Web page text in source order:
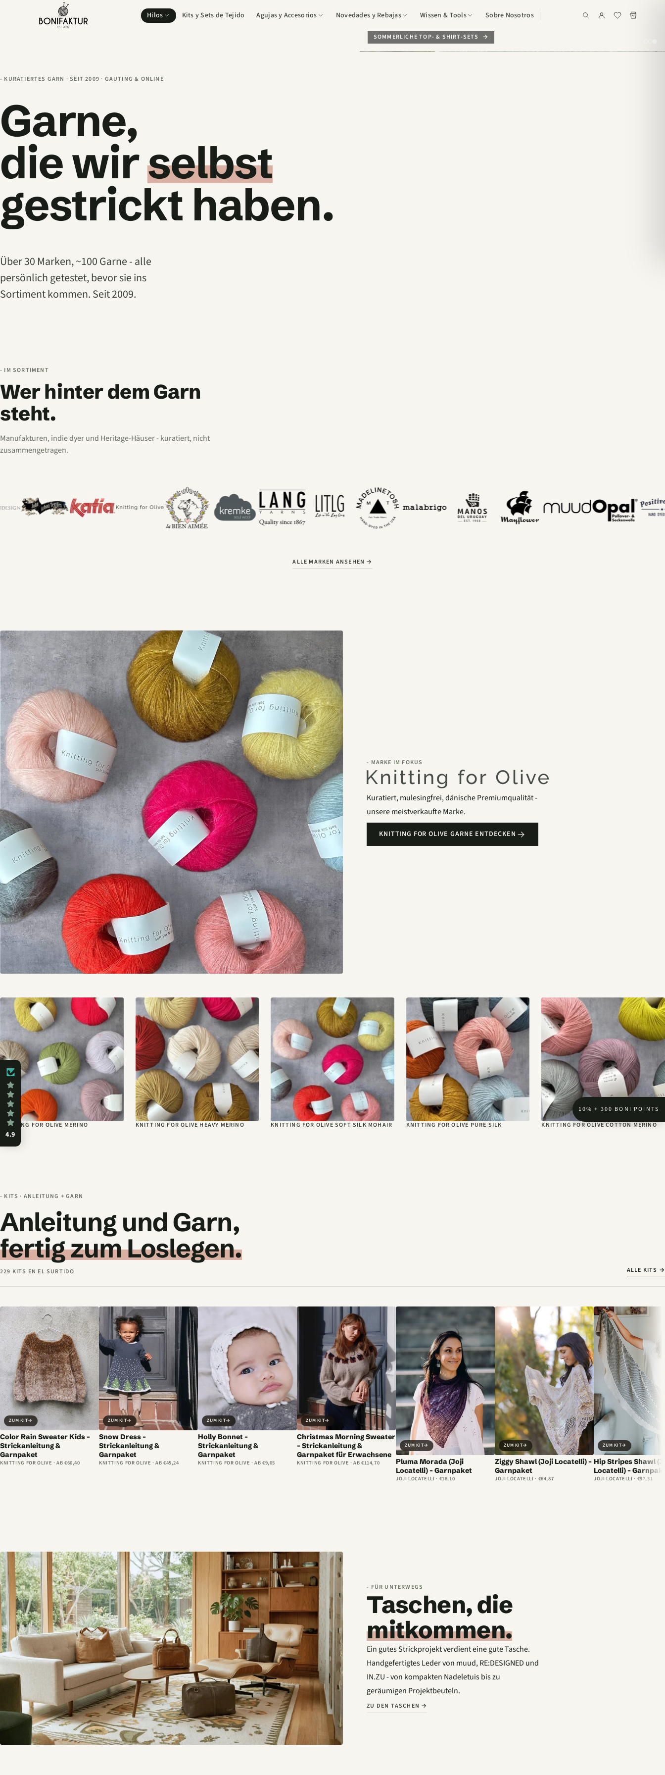
Hilos Kits y Sets de Tejido Agujas y Accesorios Novedades y Rebajas
Más vendidos
Wissen & Tools
Inspiration
Sobre Nosotros
KURATIERTES GARN · SEIT 2009 · GAUTING & ONLINE
Garne,
die wirselbst
gestrickt haben.
Über 30 Marken, ~100 Garne - alle
persönlich getestet, bevor sie ins
Sortiment kommen. Seit 2009.
SOMMERLICHE TOP- & SHIRT-SETS
- IM SORTIMENT
Wer hinter dem Garn
steht.
Manufakturen, indie dyer und Heritage-Häuser - kuratiert, nicht
zusammengetragen.
ALLE MARKEN ANSEHEN →
- MARKE IM FOKUS
Kuratiert, mulesingfrei, dänische Premiumqualität -
unsere meistverkaufte Marke.
KNITTING FOR OLIVE GARNE ENTDECKEN
KNITTING FOR OLIVE MERINO KNITTING FOR OLIVE HEAVY MERINO KNITTING FOR OLIVE SOFT SILK MOHAIR KNITTING FOR OLIVE PURE SILK KNITTING FOR OLIVE COTTON MERINO
- KITS · ANLEITUNG + GARN
Anleitung und Garn,
fertig zum Loslegen.
229 KITS EN EL SURTIDO ALLE KITS →
ZUM KIT→
Color Rain Sweater Kids –
Strickanleitung &
Garnpaket
KNITTING FOR OLIVE · AB €60,40
ZUM KIT→
Snow Dress –
Strickanleitung &
Garnpaket
KNITTING FOR OLIVE · AB €45,24
ZUM KIT→
Holly Bonnet –
Strickanleitung &
Garnpaket
KNITTING FOR OLIVE · AB €9,05
ZUM KIT→
Christmas Morning Sweater
– Strickanleitung &
Garnpaket für Erwachsene
KNITTING FOR OLIVE · AB €114,70
ZUM KIT→
Pluma Morada (Joji
Locatelli) – Garnpaket
JOJI LOCATELLI · €18,10
ZUM KIT→
Ziggy Shawl (Joji Locatelli) –
Garnpaket
JOJI LOCATELLI · €64,87
ZUM KIT→
Hip Stripes Shawl
Locatelli) –
JOJI LOCATELLI · €97,31
- FÜR UNTERWEGS
Taschen, die
mitkommen.
Ein gutes Strickprojekt verdient eine gute Tasche.
Handgefertigtes Leder von muud, RE:DESIGNED und
IN.ZU - von kompakten Nadeletuis bis zu
geräumigen Projektbeuteln.
ZU DEN TASCHEN →
10% + 300 BONI POINTS
4.9